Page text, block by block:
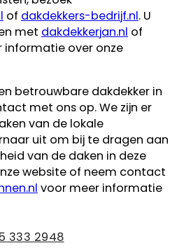
of dakdekkers-bedrijf.nl. U
met dakdekkerjan.nl of
informatie over onze
betrouwbare dakdekker in
met ons op. We zijn er
van de lokale
uit om bij te dragen aan
van de daken in deze
website of neem contact
voor meer informatie
333 2948